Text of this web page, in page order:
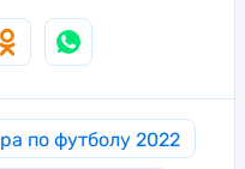
по футболу 2022